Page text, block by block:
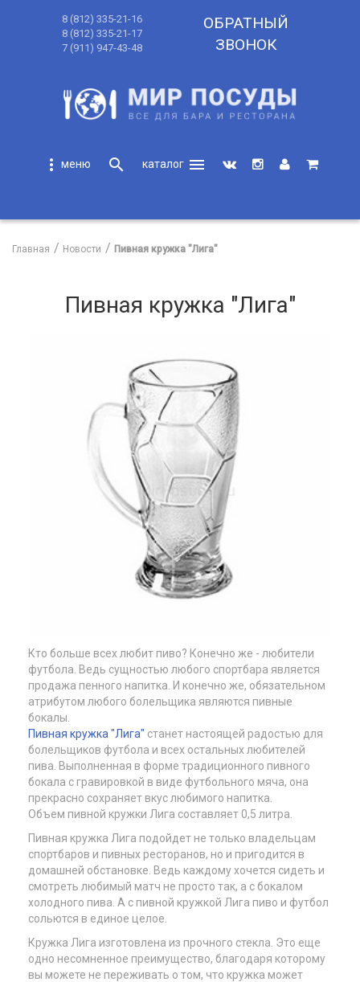
8 (812) 335-21-16
8 (812) 335-21-17
7 (911) 947-43-48
ОБРАТНЫЙ
ЗВОНОК
more_vert search
menu
Главная Новости Пивная кружка "Лига"
Пивная кружка "Лига"
Кто больше всех любит пиво? Конечно же - любители
футбола. Ведь сущностью любого спортбара является
продажа пенного напитка. И конечно же, обязательном
атрибутом любого болельщика являются пивные
бокалы.
Пивная кружка "Лига" станет настоящей радостью для
болельщиков футбола и всех остальных любителей
пива. Выполненная в форме традиционного пивного
бокала с гравировкой в виде футбольного мяча, она
прекрасно сохраняет вкус любимого напитка.
Объем пивной кружки Лига составляет 0,5 литра.
Пивная кружка Лига подойдет не только владельцам
спортбаров и пивных ресторанов, но и пригодится в
домашней обстановке. Ведь каждому хочется сидеть и
смотреть любимый матч не просто так, а с бокалом
холодного пива. А с пивной кружкой Лига пиво и футбол
сольются в единое целое.
Кружка Лига изготовлена из прочного стекла. Это еще
одно несомненное преимущество, благодаря которому
вы можете не переживать о том, что кружка может